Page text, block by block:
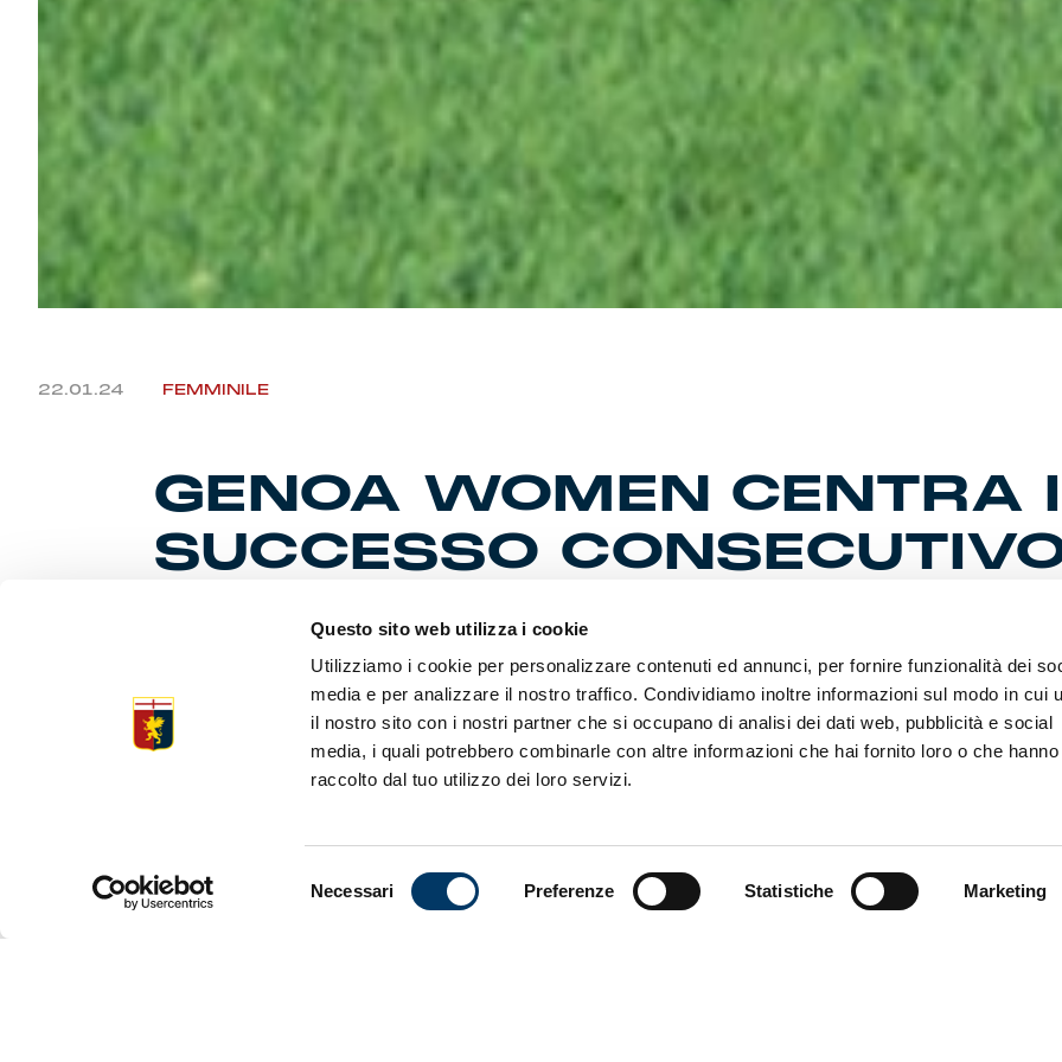
Questo sito web utilizza i cookie
Utilizziamo i cookie per personalizzare contenuti ed annunci, per fornire funzionalità dei
media e per analizzare il nostro traffico. Condividiamo inoltre informazioni sul modo in cui
il nostro sito con i nostri partner che si occupano di analisi dei dati web, pubblicità e social
media, i quali potrebbero combinarle con altre informazioni che hai fornito loro o che hanno
raccolto dal tuo utilizzo dei loro servizi.
Necessari Preferenze Statistiche Marketing
22.01.24 FEMMINILE
GENOA WOMEN CENTRA
SUCCESSO
gioca sul campo sportivo di Tor Bella Monaca ospiti della Res Roma
la Freedom ad Arenzano Lucafò e compagne hanno conquistato il
successo consecutivo. La bomber Bargi sale al secondo posto nella
marcatori.